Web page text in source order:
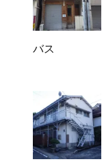
バス